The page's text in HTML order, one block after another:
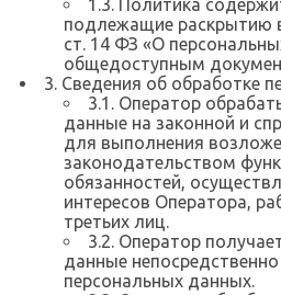
1.3. Политика
подлежащие раскрытию
ст. 14 ФЗ «О
общедоступным
3. Сведения об обработке
3.1. Оператор
данные на законной и
для выполнения
законодательством
обязанностей,
интересов Оператора,
третьих лиц.
3.2. Оператор
данные непосредственно
персональных данных.